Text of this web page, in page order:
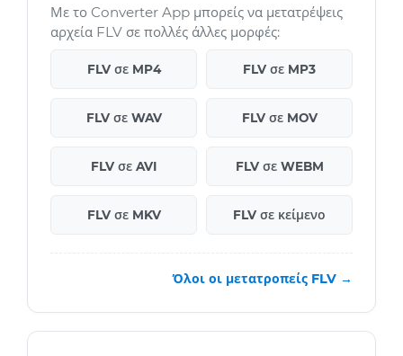
Με το Converter App μπορείς να μετατρέψεις
αρχεία FLV σε πολλές άλλες μορφές:
FLV σε MP4 FLV σε MP3
FLV σε WAV FLV σε MOV
FLV σε AVI FLV σε WEBM
FLV σε MKV FLV σε κείμενο
Όλοι οι μετατροπείς FLV →